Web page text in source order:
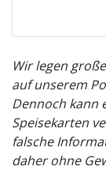
Wir legen
auf unserem
Dennoch kann
Speisekarten
falsche
daher ohne